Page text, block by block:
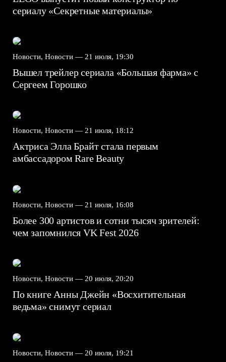
сериалу «Секретные материалы»
Новости, Новости — 21 июля, 19:30
Вышел трейлер сериала «Большая фарма» с
Сергеем Горошко
Новости, Новости — 21 июля, 18:12
Актриса Элла Брайт стала первым
амбассадором Rare Beauty
Новости, Новости — 21 июля, 16:08
Более 300 артистов и сотни тысяч зрителей:
чем запомнился VK Fest 2026
Новости, Новости — 20 июля, 20:20
По книге Анны Джейн «Восхитительная
ведьма» снимут сериал
Новости, Новости — 20 июля, 19:21